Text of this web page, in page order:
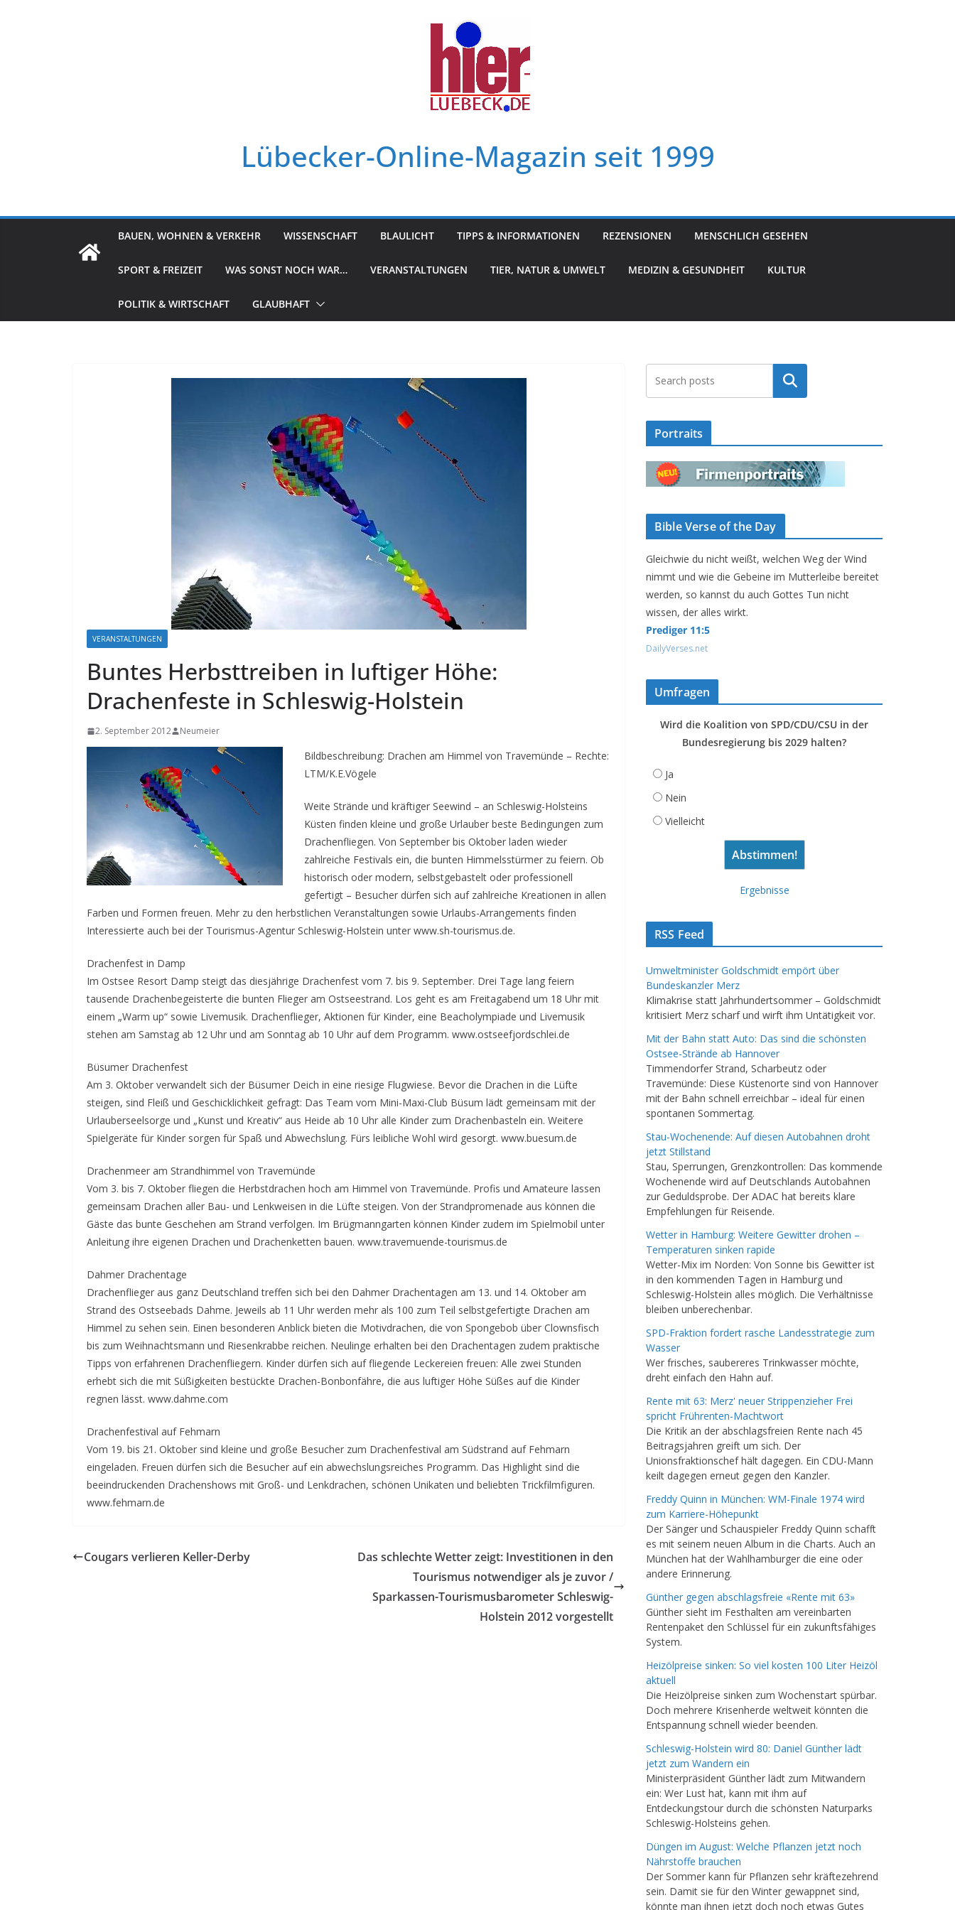
Lübecker-Online-Magazin seit 1999
BAUEN, WOHNEN & VERKEHR WISSENSCHAFT BLAULICHT TIPPS & INFORMATIONEN REZENSIONEN MENSCHLICH GESEHEN
SPORT & FREIZEIT WAS SONST NOCH WAR… VERANSTALTUNGEN TIER, NATUR & UMWELT MEDIZIN & GESUNDHEIT KULTUR
POLITIK & WIRTSCHAFT GLAUBHAFT
VERANSTALTUNGEN
Buntes Herbsttreiben in luftiger Höhe:
Drachenfeste in Schleswig-Holstein
2. September 2012 Neumeier
Bildbeschreibung: Drachen am Himmel von Travemünde – Rechte:
LTM/K.E.Vögele
Weite Strände und kräftiger Seewind – an Schleswig-Holsteins
Küsten finden kleine und große Urlauber beste Bedingungen zum
Drachenfliegen. Von September bis Oktober laden wieder
zahlreiche Festivals ein, die bunten Himmelsstürmer zu feiern. Ob
historisch oder modern, selbstgebastelt oder professionell
gefertigt – Besucher dürfen sich auf zahlreiche Kreationen in allen
Farben und Formen freuen. Mehr zu den herbstlichen Veranstaltungen sowie Urlaubs-Arrangements finden
Interessierte auch bei der Tourismus-Agentur Schleswig-Holstein unter www.sh-tourismus.de.
Drachenfest in Damp
Im Ostsee Resort Damp steigt das diesjährige Drachenfest vom 7. bis 9. September. Drei Tage lang feiern
tausende Drachenbegeisterte die bunten Flieger am Ostseestrand. Los geht es am Freitagabend um 18 Uhr mit
einem „Warm up“ sowie Livemusik. Drachenflieger, Aktionen für Kinder, eine Beacholympiade und Livemusik
stehen am Samstag ab 12 Uhr und am Sonntag ab 10 Uhr auf dem Programm. www.ostseefjordschlei.de
Büsumer Drachenfest
Am 3. Oktober verwandelt sich der Büsumer Deich in eine riesige Flugwiese. Bevor die Drachen in die Lüfte
steigen, sind Fleiß und Geschicklichkeit gefragt: Das Team vom Mini-Maxi-Club Büsum lädt gemeinsam mit der
Urlauberseelsorge und „Kunst und Kreativ“ aus Heide ab 10 Uhr alle Kinder zum Drachenbasteln ein. Weitere
Spielgeräte für Kinder sorgen für Spaß und Abwechslung. Fürs leibliche Wohl wird gesorgt. www.buesum.de
Drachenmeer am Strandhimmel von Travemünde
Vom 3. bis 7. Oktober fliegen die Herbstdrachen hoch am Himmel von Travemünde. Profis und Amateure lassen
gemeinsam Drachen aller Bau- und Lenkweisen in die Lüfte steigen. Von der Strandpromenade aus können die
Gäste das bunte Geschehen am Strand verfolgen. Im Brügmanngarten können Kinder zudem im Spielmobil unter
Anleitung ihre eigenen Drachen und Drachenketten bauen. www.travemuende-tourismus.de
Dahmer Drachentage
Drachenflieger aus ganz Deutschland treffen sich bei den Dahmer Drachentagen am 13. und 14. Oktober am
Strand des Ostseebads Dahme. Jeweils ab 11 Uhr werden mehr als 100 zum Teil selbstgefertigte Drachen am
Himmel zu sehen sein. Einen besonderen Anblick bieten die Motivdrachen, die von Spongebob über Clownsfisch
bis zum Weihnachtsmann und Riesenkrabbe reichen. Neulinge erhalten bei den Drachentagen zudem praktische
Tipps von erfahrenen Drachenfliegern. Kinder dürfen sich auf fliegende Leckereien freuen: Alle zwei Stunden
erhebt sich die mit Süßigkeiten bestückte Drachen-Bonbonfähre, die aus luftiger Höhe Süßes auf die Kinder
regnen lässt. www.dahme.com
Drachenfestival auf Fehmarn
Vom 19. bis 21. Oktober sind kleine und große Besucher zum Drachenfestival am Südstrand auf Fehmarn
eingeladen. Freuen dürfen sich die Besucher auf ein abwechslungsreiches Programm. Das Highlight sind die
beeindruckenden Drachenshows mit Groß- und Lenkdrachen, schönen Unikaten und beliebten Trickfilmfiguren.
www.fehmarn.de
Cougars verlieren Keller-Derby
Das schlechte Wetter zeigt: Investitionen in den
Tourismus notwendiger als je zuvor /
Sparkassen-Tourismusbarometer Schleswig-
Holstein 2012 vorgestellt
Suchen
Portraits
Bible Verse of the Day
Gleichwie du nicht weißt, welchen Weg der Wind
nimmt und wie die Gebeine im Mutterleibe bereitet
werden, so kannst du auch Gottes Tun nicht
wissen, der alles wirkt.
Prediger 11:5
DailyVerses.net
Umfragen
Wird die Koalition von SPD/CDU/CSU in der
Bundesregierung bis 2029 halten?
Ja
Nein
Vielleicht
Ergebnisse
RSS Feed
Umweltminister Goldschmidt empört über
Bundeskanzler Merz
Klimakrise statt Jahrhundertsommer – Goldschmidt
kritisiert Merz scharf und wirft ihm Untätigkeit vor.
Mit der Bahn statt Auto: Das sind die schönsten
Ostsee-Strände ab Hannover
Timmendorfer Strand, Scharbeutz oder
Travemünde: Diese Küstenorte sind von Hannover
mit der Bahn schnell erreichbar – ideal für einen
spontanen Sommertag.
Stau-Wochenende: Auf diesen Autobahnen droht
jetzt Stillstand
Stau, Sperrungen, Grenzkontrollen: Das kommende
Wochenende wird auf Deutschlands Autobahnen
zur Geduldsprobe. Der ADAC hat bereits klare
Empfehlungen für Reisende.
Wetter in Hamburg: Weitere Gewitter drohen –
Temperaturen sinken rapide
Wetter-Mix im Norden: Von Sonne bis Gewitter ist
in den kommenden Tagen in Hamburg und
Schleswig-Holstein alles möglich. Die Verhältnisse
bleiben unberechenbar.
SPD-Fraktion fordert rasche Landesstrategie zum
Wasser
Wer frisches, saubereres Trinkwasser möchte,
dreht einfach den Hahn auf.
Rente mit 63: Merz' neuer Strippenzieher Frei
spricht Frührenten-Machtwort
Die Kritik an der abschlagsfreien Rente nach 45
Beitragsjahren greift um sich. Der
Unionsfraktionschef hält dagegen. Ein CDU-Mann
keilt dagegen erneut gegen den Kanzler.
Freddy Quinn in München: WM-Finale 1974 wird
zum Karriere-Höhepunkt
Der Sänger und Schauspieler Freddy Quinn schafft
es mit seinem neuen Album in die Charts. Auch an
München hat der Wahlhamburger die eine oder
andere Erinnerung.
Günther gegen abschlagsfreie «Rente mit 63»
Günther sieht im Festhalten am vereinbarten
Rentenpaket den Schlüssel für ein zukunftsfähiges
System.
Heizölpreise sinken: So viel kosten 100 Liter Heizöl
aktuell
Die Heizölpreise sinken zum Wochenstart spürbar.
Doch mehrere Krisenherde weltweit könnten die
Entspannung schnell wieder beenden.
Schleswig-Holstein wird 80: Daniel Günther lädt
jetzt zum Wandern ein
Ministerpräsident Günther lädt zum Mitwandern
ein: Wer Lust hat, kann mit ihm auf
Entdeckungstour durch die schönsten Naturparks
Schleswig-Holsteins gehen.
Düngen im August: Welche Pflanzen jetzt noch
Nährstoffe brauchen
Der Sommer kann für Pflanzen sehr kräftezehrend
sein. Damit sie für den Winter gewappnet sind,
könnte man ihnen jetzt doch noch etwas Gutes